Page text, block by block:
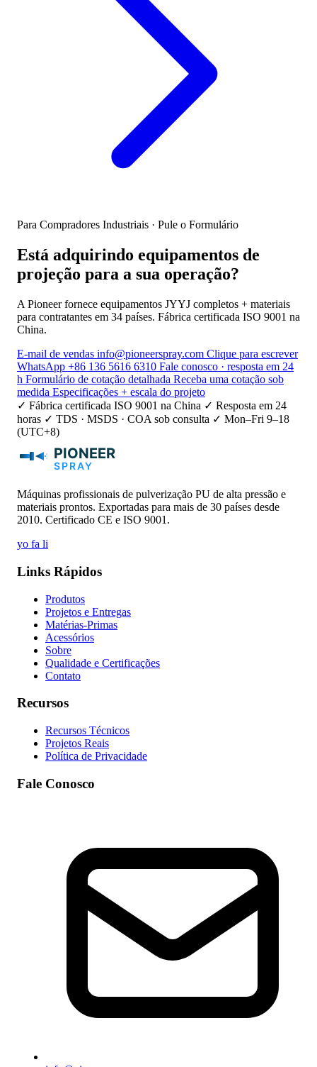
Para Compradores Industriais · Pule o Formulário
Está adquirindo equipamentos de
projeção para a sua operação?
A Pioneer fornece equipamentos JYYJ completos + materiais
para contratantes em 34 países. Fábrica certificada ISO 9001 na
China.
E-mail de vendas info@pioneerspray.com Clique para escrever
WhatsApp +86 136 5616 6310 Fale conosco · resposta em 24
h Formulário de cotação detalhada Receba uma cotação sob
medida Especificações + escala do projeto
✓ Fábrica certificada ISO 9001 na China ✓ Resposta em 24
horas ✓ TDS · MSDS · COA sob consulta ✓ Mon–Fri 9–18
(UTC+8)
Máquinas profissionais de pulverização PU de alta pressão e
materiais prontos. Exportadas para mais de 30 países desde
2010. Certificado CE e ISO 9001.
yo fa li
Links Rápidos
Produtos
Projetos e Entregas
Matérias-Primas
Acessórios
Sobre
Qualidade e Certificações
Contato
Recursos
Recursos Técnicos
Projetos Reais
Política de Privacidade
Fale Conosco